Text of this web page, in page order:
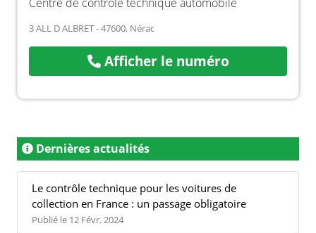
3 ALL D ALBRET - 47600, Nérac
Afficher le numéro
Dernières actualités
Le contrôle technique pour les voitures de
collection en France : un passage obligatoire
Publié le 12 Févr. 2024